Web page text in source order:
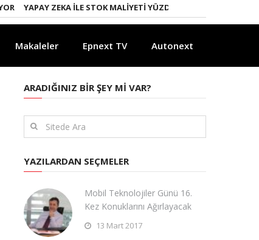
YAPAY ZEKA ILE STOK MALIYETI YÜZDE 20 DÜŞTÜ
Makaleler Epnext TV Autonext
ARADIĞINIZ BIR ŞEY MI VAR?
YAZILARDAN SEÇMELER
Mobil Teknolojiler Günü 16.
Kez Konuklarını Ağırlayacak
13 Mart 2017